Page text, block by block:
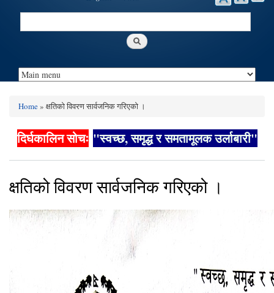
Search
Home» क्षतिको विवरण सार्वजनिक गरिएको ।
दिर्घकालिन सोचः "स्वच्छ, समृद्ध र समतामूलक उर्लाबारी"
क्षतिको विवरण सार्वजनिक गरिएको ।